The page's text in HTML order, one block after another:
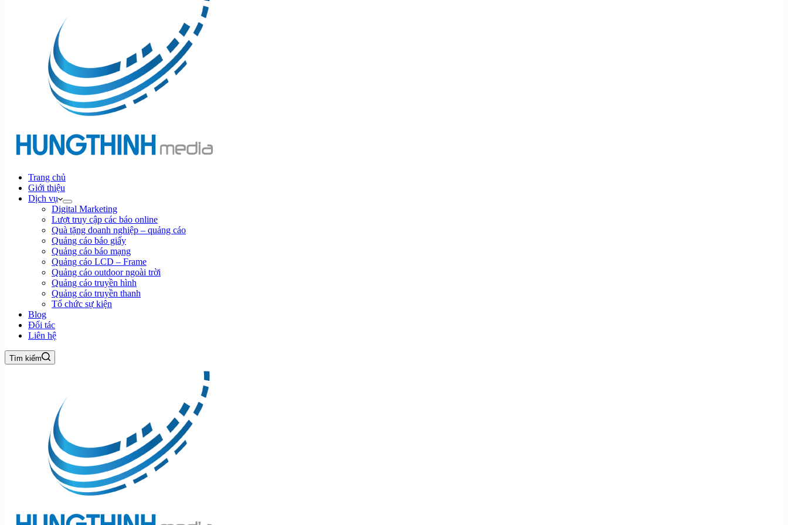
Trang chủ
Giới thiệu
Dịch vụ
Digital Marketing
Lượt truy cập các báo online
Quà tặng doanh nghiệp – quảng cáo
Quảng cáo báo giấy
Quảng cáo báo mạng
Quảng cáo LCD – Frame
Quảng cáo outdoor ngoài trời
Quảng cáo truyền hình
Quảng cáo truyền thanh
Tổ chức sự kiện
Blog
Đối tác
Liên hệ
Tìm kiếm